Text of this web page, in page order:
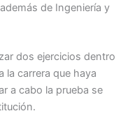
de Ingeniería y
dos ejercicios dentro
la carrera que haya
a cabo la prueba se